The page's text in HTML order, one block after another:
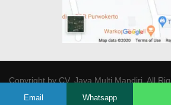
Copyright byCV. Java Multi Mandiri. All
Email Whatsapp